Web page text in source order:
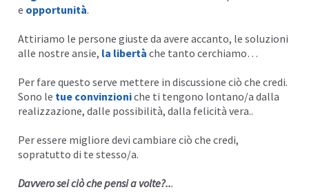
e opportunità.
Attiriamo le persone giuste da avere accanto, le soluzioni
alle nostre ansie, la libertà che tanto cerchiamo…
Per fare questo serve mettere in discussione ciò che credi.
Sono le tue convinzioniche ti tengono lontano/a dalla
realizzazione, dalle possibilità, dalla felicità vera..
Per essere migliore devi cambiare ciò che credi,
sopratutto di te stesso/a.
Davvero sei ciò che pensi a volte?...